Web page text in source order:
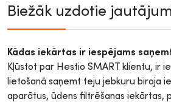
Biežāk uzdotie
Kādas iekārtas ir iespējams
Kļūstot par Hestio SMART klientu, ir
lietošanā saņemt teju jebkuru biroja
aparātus, ūdens filtrēšanas iekārtas,